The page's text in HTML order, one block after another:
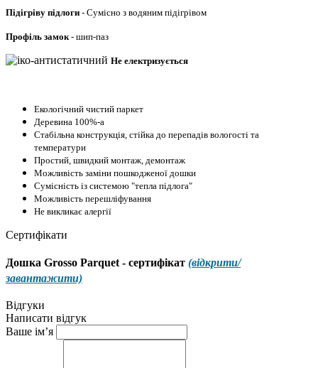
Підігріву підлоги - Сумісно з водяним підігрівом
Профіль замок - шип-паз
Не електризується
Екологічний чистий паркет
Деревина 100%-а
Стабільна конструкція, стійка до перепадів вологості та
температури
Простий, швидкий монтаж, демонтаж
Можливість заміни пошкодженої дошки
Сумісність із системою "тепла підлога"
Можливість перешліфування
Не викликає алергії
Сертифікати
Дошка Grosso Parquet - сертифікат (відкрити/
завантажити)
Відгуки
Написати відгук
Ваше ім’я